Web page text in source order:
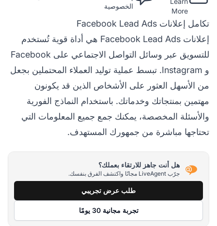
More
الخصوصية
تكامل إعلانات Facebook Lead Ads
إعلانات Facebook Lead Ads هي أداة قوية تُستخدم
للتسويق عبر وسائل التواصل الاجتماعي على Facebook
و Instagram. تبسط عملية توليد العملاء المحتملين بجعل
من الأسهل العثور على الأشخاص الذين قد يكونون
مهتمين بمنتجاتك وخدماتك. باستخدام النماذج الفورية
والأسئلة المخصصة، يمكنك جمع جميع المعلومات التي
تحتاجها مباشرة من جمهورك المستهدف.
هل أنت جاهز للارتقاء بعملك؟
جرّب LiveAgent مجانًا واكتشف الفرق بنفسك.
طلب عرض تجريبي
تجربة مجانية 30 يومًا